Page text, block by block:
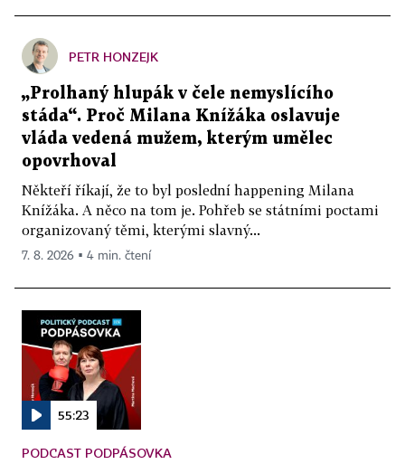
PETR HONZEJK
„Prolhaný hlupák v čele nemyslícího
stáda“. Proč Milana Knížáka oslavuje
vláda vedená mužem, kterým umělec
opovrhoval
Někteří říkají, že to byl poslední happening Milana
Knížáka. A něco na tom je. Pohřeb se státními poctami
organizovaný těmi, kterými slavný...
7. 8. 2026 ▪ 4 min. čtení
55:23
PODCAST PODPÁSOVKA